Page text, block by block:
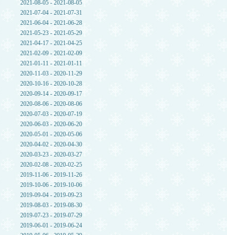
2021-08-05 - 2021-08-05
2021-07-04 - 2021-07-31
2021-06-04 - 2021-06-28
2021-05-23 - 2021-05-29
2021-04-17 - 2021-04-25
2021-02-09 - 2021-02-09
2021-01-11 - 2021-01-11
2020-11-03 - 2020-11-29
2020-10-16 - 2020-10-28
2020-09-14 - 2020-09-17
2020-08-06 - 2020-08-06
2020-07-03 - 2020-07-19
2020-06-03 - 2020-06-20
2020-05-01 - 2020-05-06
2020-04-02 - 2020-04-30
2020-03-23 - 2020-03-27
2020-02-08 - 2020-02-25
2019-11-06 - 2019-11-26
2019-10-06 - 2019-10-06
2019-09-04 - 2019-09-23
2019-08-03 - 2019-08-30
2019-07-23 - 2019-07-29
2019-06-01 - 2019-06-24